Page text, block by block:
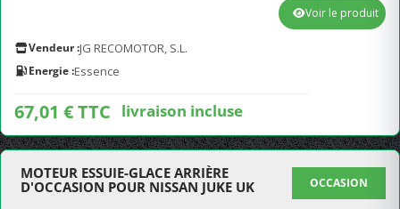
Vendeur :JG RECOMOTOR, S.L.
Energie :Essence
67,01 € TTC livraison incluse
Voir le produit
MOTEUR ESSUIE-GLACE ARRIÈRE
D'OCCASION POUR NISSAN JUKE UK
OCCASION